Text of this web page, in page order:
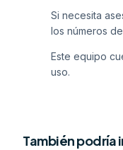
Si necesita
los números
Este equipo
uso.
También podría